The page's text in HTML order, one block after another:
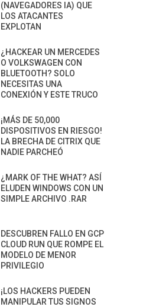
(NAVEGADORES IA) QUE
LOS ATACANTES
EXPLOTAN
¿HACKEAR UN MERCEDES
O VOLKSWAGEN CON
BLUETOOTH? SOLO
NECESITAS UNA
CONEXIÓN Y ESTE TRUCO
¡MÁS DE 50,000
DISPOSITIVOS EN RIESGO!
LA BRECHA DE CITRIX QUE
NADIE PARCHEÓ
¿MARK OF THE WHAT? ASÍ
ELUDEN WINDOWS CON UN
SIMPLE ARCHIVO .RAR
DESCUBREN FALLO EN GCP
CLOUD RUN QUE ROMPE EL
MODELO DE MENOR
PRIVILEGIO
¡LOS HACKERS PUEDEN
MANIPULAR TUS SIGNOS